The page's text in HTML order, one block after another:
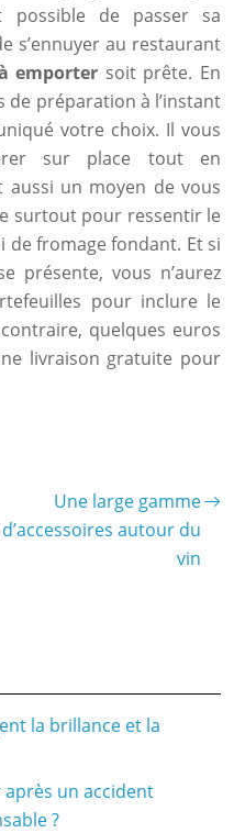
possible de passer sa
s’ennuyer au restaurant
emporter soit prête. En
de préparation à l’instant
votre choix. Il vous
sur place tout en
aussi un moyen de vous
surtout pour ressentir le
de fromage fondant. Et si
présente, vous n’aurez
pour inclure le
quelques euros
livraison gratuite pour
Une large gamme
d’accessoires autour du
vin
la brillance et la
un accident
?